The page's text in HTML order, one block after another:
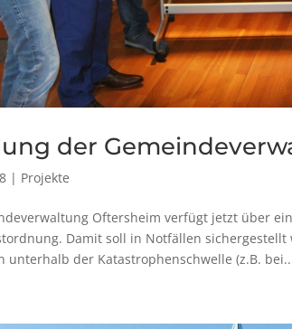
der
| Projekte
Oftersheim verfügt jetzt über
Damit soll in Notfällen
unterhalb der Katastrophenschwelle (z.B.